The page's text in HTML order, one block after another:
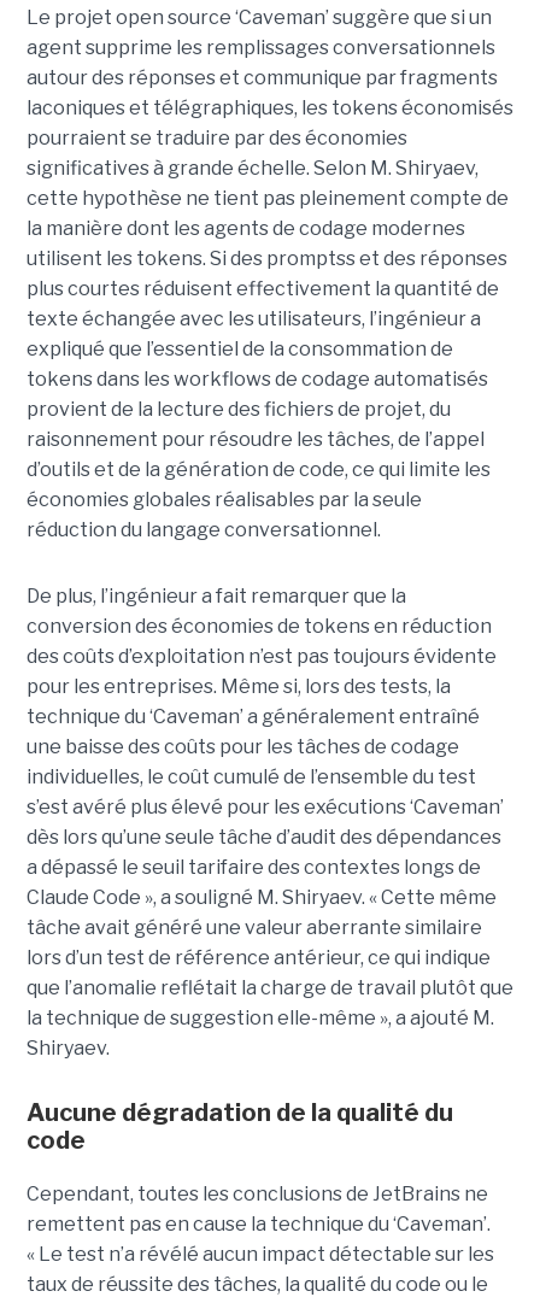
Le projet open source ‘Caveman’ suggère que si un
agent supprime les remplissages conversationnels
autour des réponses et communique par fragments
laconiques et télégraphiques, les tokens économisés
pourraient se traduire par des économies
significatives à grande échelle. Selon M. Shiryaev,
cette hypothèse ne tient pas pleinement compte de
la manière dont les agents de codage modernes
utilisent les tokens. Si des promptss et des réponses
plus courtes réduisent effectivement la quantité de
texte échangée avec les utilisateurs, l’ingénieur a
expliqué que l’essentiel de la consommation de
tokens dans les workflows de codage automatisés
provient de la lecture des fichiers de projet, du
raisonnement pour résoudre les tâches, de l’appel
d’outils et de la génération de code, ce qui limite les
économies globales réalisables par la seule
réduction du langage conversationnel.
De plus, l’ingénieur a fait remarquer que la
conversion des économies de tokens en réduction
des coûts d’exploitation n’est pas toujours évidente
pour les entreprises. Même si, lors des tests, la
technique du ‘Caveman’ a généralement entraîné
une baisse des coûts pour les tâches de codage
individuelles, le coût cumulé de l’ensemble du test
s’est avéré plus élevé pour les exécutions ‘Caveman’
dès lors qu’une seule tâche d’audit des dépendances
a dépassé le seuil tarifaire des contextes longs de
Claude Code », a souligné M. Shiryaev. « Cette même
tâche avait généré une valeur aberrante similaire
lors d’un test de référence antérieur, ce qui indique
que l’anomalie reflétait la charge de travail plutôt que
la technique de suggestion elle-même », a ajouté M.
Shiryaev.
Aucune dégradation de la qualité du
code
Cependant, toutes les conclusions de JetBrains ne
remettent pas en cause la technique du ‘Caveman’.
« Le test n’a révélé aucun impact détectable sur les
taux de réussite des tâches, la qualité du code ou le